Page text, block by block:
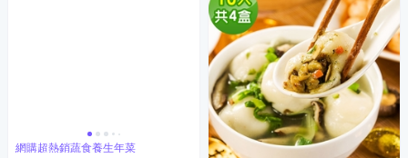
網購超熱銷蔬食養生年菜